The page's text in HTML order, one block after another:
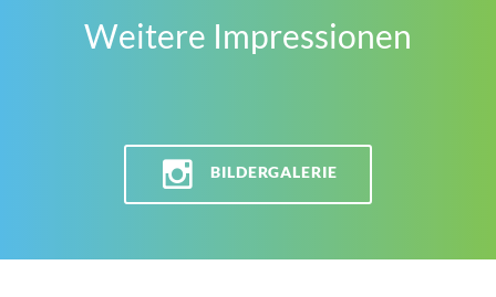
Weitere Impressionen
BILDERGALERIE